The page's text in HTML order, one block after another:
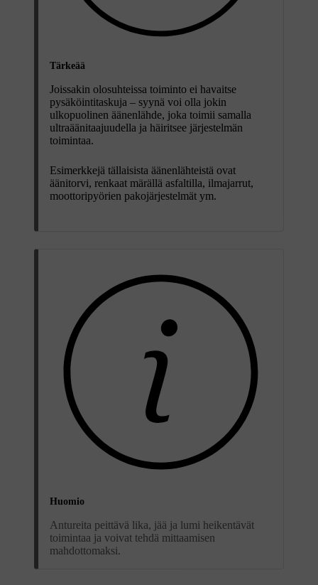
Tärkeää
Joissakin olosuhteissa toiminto ei havaitse
pysäköintitaskuja – syynä voi olla jokin
ulkopuolinen äänenlähde, joka toimii samalla
ultraäänitaajuudella ja häiritsee järjestelmän
toimintaa.
Esimerkkejä tällaisista äänenlähteistä ovat
äänitorvi, renkaat märällä asfaltilla, ilmajarrut,
moottoripyörien pakojärjestelmät ym.
Huomio
Antureita peittävä lika, jää ja lumi heikentävät
toimintaa ja voivat tehdä mittaamisen
mahdottomaksi.